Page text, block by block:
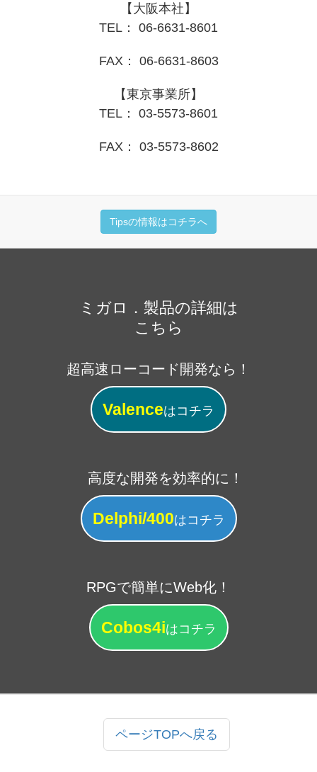
【大阪本社】
TEL： 06-6631-8601
FAX： 06-6631-8603
【東京事業所】
TEL： 03-5573-8601
FAX： 03-5573-8602
Tipsの情報はコチラへ
ミガロ．製品の詳細は
こちら
超高速ローコード開発なら！
Valenceはコチラ
高度な開発を効率的に！
Delphi/400はコチラ
RPGで簡単にWeb化！
Cobos4iはコチラ
ページTOPへ戻る